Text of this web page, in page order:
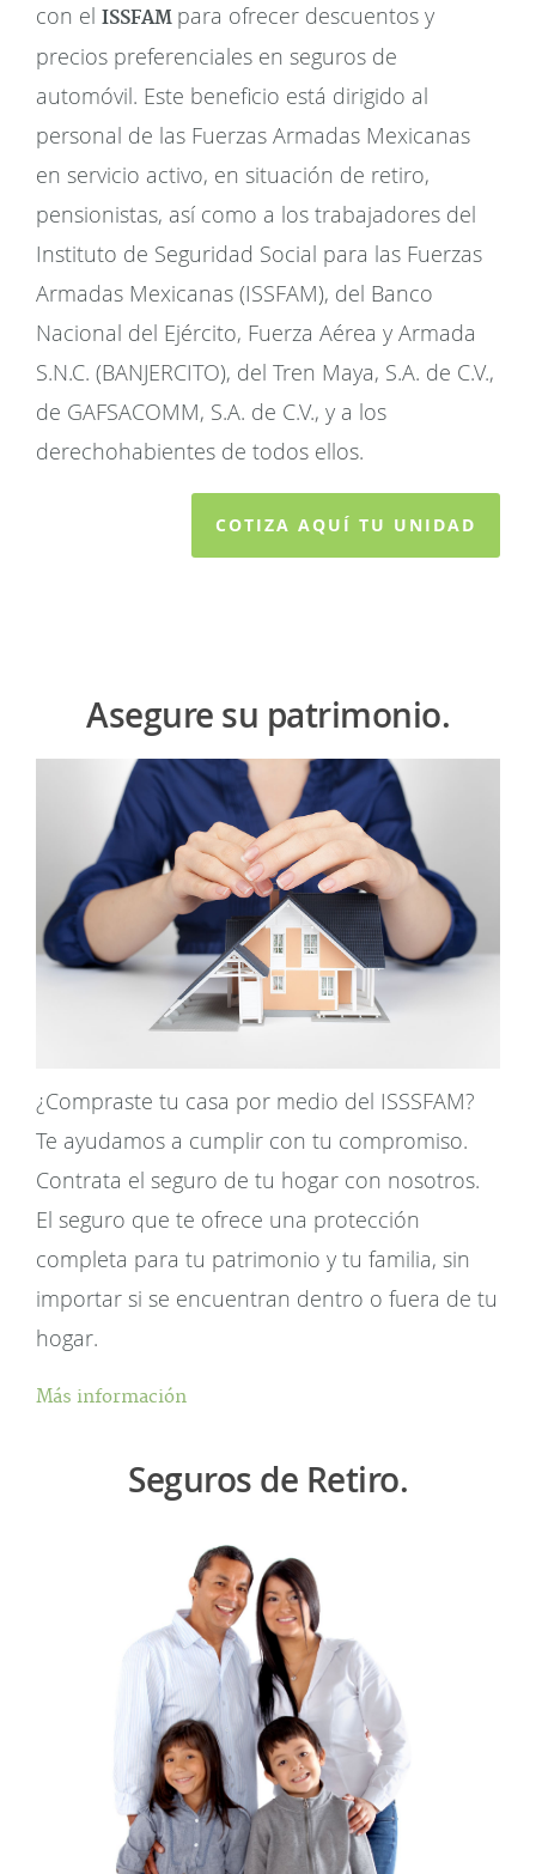
con el ISSFAM para ofrecer descuentos y
precios preferenciales en seguros de
automóvil. Este beneficio está dirigido al
personal de las Fuerzas Armadas Mexicanas
en servicio activo, en situación de retiro,
pensionistas, así como a los trabajadores del
Instituto de Seguridad Social para las Fuerzas
Armadas Mexicanas (ISSFAM), del Banco
Nacional del Ejército, Fuerza Aérea y Armada
S.N.C. (BANJERCITO), del Tren Maya, S.A. de C.V.,
de GAFSACOMM, S.A. de C.V., y a los
derechohabientes de todos ellos.
COTIZA AQUÍ TU UNIDAD
Asegure su patrimonio.
¿Compraste tu casa por medio del ISSSFAM?
Te ayudamos a cumplir con tu compromiso.
Contrata el seguro de tu hogar con nosotros.
El seguro que te ofrece una protección
completa para tu patrimonio y tu familia, sin
importar si se encuentran dentro o fuera de tu
hogar.
Más información
Seguros de Retiro.